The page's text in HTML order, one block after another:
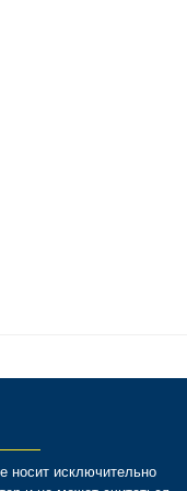
носит исключительно